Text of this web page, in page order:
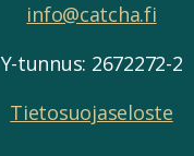
info@catcha.fi
Y-tunnus: 2672272-2
Tietosuojaseloste